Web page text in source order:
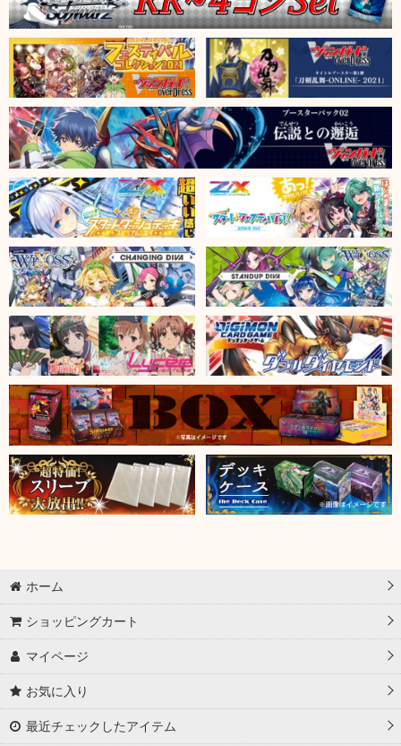
ホーム
ショッピングカート
マイページ
お気に入り
最近チェックしたアイテム